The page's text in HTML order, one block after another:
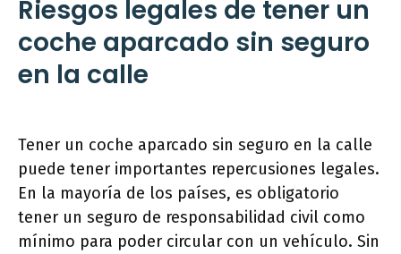
Riesgos legales de tener un
coche aparcado sin seguro
en la calle
Tener un coche aparcado sin seguro en la calle
puede tener importantes repercusiones legales.
En la mayoría de los países, es obligatorio
tener un seguro de responsabilidad civil como
mínimo para poder circular con un vehículo. Sin